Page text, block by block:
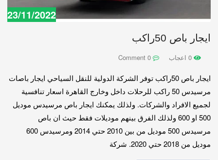
23/11/2022
ايجار باص 50راكب
ايجار باص 50راكب توفر الشركة الدولية للنقل السياحي ايجار باصات
مرسيدس 50 راكب للرحلات داخل وخارج القاهرة اسعار تنافسية
لجميع الافراد والشركات. ولذلك يمكنك ايجار باص مرسيدس موديل
500 او 600 ولذلك الفرق بينهم موديلات فقط حيث ان باص
مرسيدس 500 موديل من بين 2010 حتي 2014 ومرسيدس 600
موديل من 2018 حتي 2020. شركة